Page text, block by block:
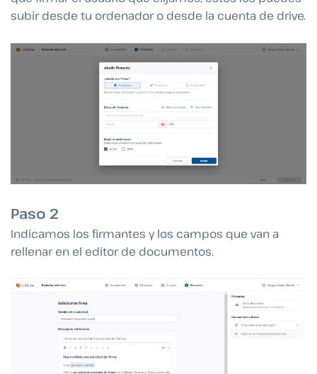
subir desde tu ordenador o desde la cuenta de drive.
Paso 2
Indicamos los firmantes y los campos que van a
rellenar en el editor de documentos.